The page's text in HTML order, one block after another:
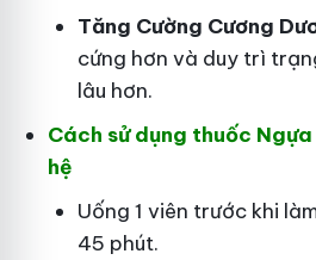
Tăng Cường Cương
cứng hơn và duy trì
lâu hơn.
Cách sử dụng thuốc
hệ
Uống 1 viên trước khi
45 phút.